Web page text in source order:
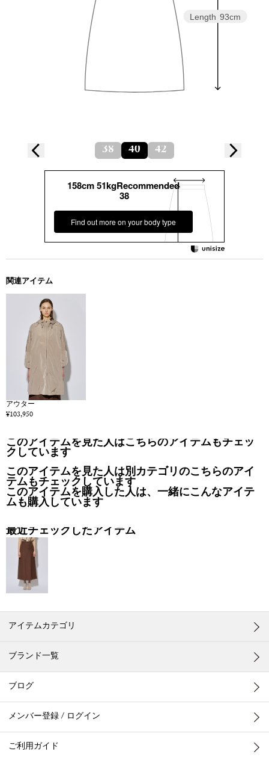
Length 93cm
38 40 42
158cm 51kgRecommended
38
Find out more on your body type
関連アイテム
アウター
¥103,950
このアイテムを見た人はこちらのアイテムもチェッ
クしています
このアイテムを見た人は別カテゴリのこちらのアイ
テムもチェックしています
このアイテムを購入した人は、一緒にこんなアイテ
ムも購入しています
最近チェックしたアイテム
アイテムカテゴリ
ブランド一覧
ブログ
メンバー登録 / ログイン
ご利用ガイド